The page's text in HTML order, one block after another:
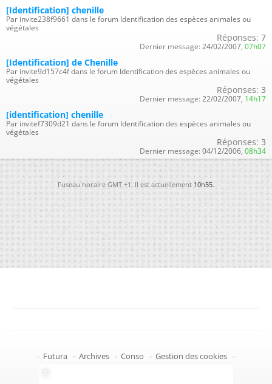
[Identification] chenille
Par invite238f9661 dans le forum Identification des espèces animales ou
végétales
Réponses: 7
Dernier message: 24/02/2007, 07h07
[Identification] de Chenille
Par invite9d157c4f dans le forum Identification des espèces animales ou
végétales
Réponses: 3
Dernier message: 22/02/2007, 14h17
[identification] chenille
Par invitef7309d21 dans le forum Identification des espèces animales ou
végétales
Réponses: 3
Dernier message: 04/12/2006, 08h34
Fuseau horaire GMT +1. Il est actuellement10h55.
- Futura - Archives - Conso - Gestion des cookies -